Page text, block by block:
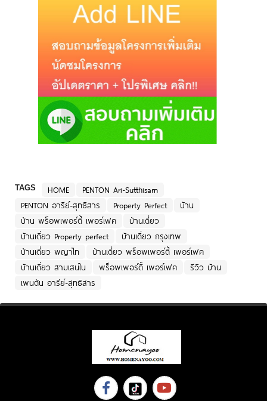
TAGS HOME
PENTON Ari-Sutthisarn
PENTON อารีย์-สุทธิสาร
Property Perfect
บ้าน
บ้าน พร็อพเพอร์ตี้ เพอร์เฟค
บ้านเดี่ยว
บ้านเดี่ยว Property perfect
บ้านเดี่ยว กรุงเทพ
บ้านเดี่ยว พญาไท
บ้านเดี่ยว พร็อพเพอร์ตี้ เพอร์เฟค
บ้านเดี่ยว สามเสนใน
พร็อพเพอร์ตี้ เพอร์เฟค
รีวิว บ้าน
เพนตัน อารีย์-สุทธิสาร